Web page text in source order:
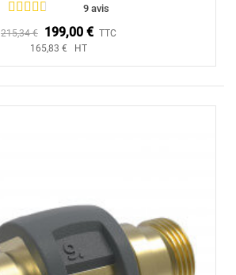
9 avis
215,34 € 199,00 € TTC
165,83 € HT